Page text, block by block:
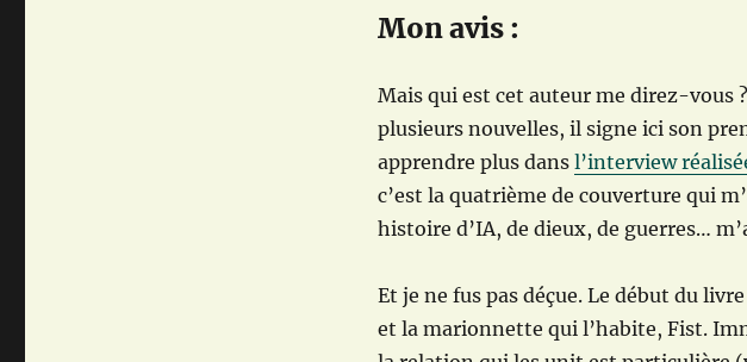
Mon avis :
Mais qui est cet auteur me direz-vous
plusieurs nouvelles, il signe ici son
apprendre plus dans l’interview
c’est la quatrième de couverture qui
histoire d’IA, de dieux, de guerres…
Et je ne fus pas déçue. Le début du
et la marionnette qui l’habite, Fist.